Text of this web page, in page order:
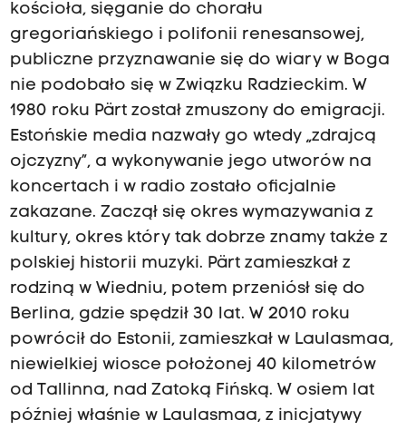
kościoła, sięganie do chorału
gregoriańskiego i polifonii renesansowej,
publiczne przyznawanie się do wiary w Boga
nie podobało się w Związku Radzieckim. W
1980 roku Pärt został zmuszony do emigracji.
Estońskie media nazwały go wtedy „zdrajcą
ojczyzny”, a wykonywanie jego utworów na
koncertach i w radio zostało oficjalnie
zakazane. Zaczął się okres wymazywania z
kultury, okres który tak dobrze znamy także z
polskiej historii muzyki. Pärt zamieszkał z
rodziną w Wiedniu, potem przeniósł się do
Berlina, gdzie spędził 30 lat. W 2010 roku
powrócił do Estonii, zamieszkał w Laulasmaa,
niewielkiej wiosce położonej 40 kilometrów
od Tallinna, nad Zatoką Fińską. W osiem lat
później właśnie w Laulasmaa, z inicjatywy